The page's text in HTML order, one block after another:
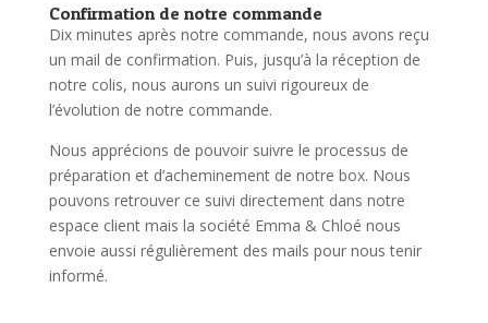
Confirmation de notre commande
Dix minutes après notre commande, nous avons reçu
un mail de confirmation. Puis, jusqu’à la réception de
notre colis, nous aurons un suivi rigoureux de
l’évolution de notre commande.
Nous apprécions de pouvoir suivre le processus de
préparation et d’acheminement de notre box. Nous
pouvons retrouver ce suivi directement dans notre
espace client mais la société Emma & Chloé nous
envoie aussi régulièrement des mails pour nous tenir
informé.